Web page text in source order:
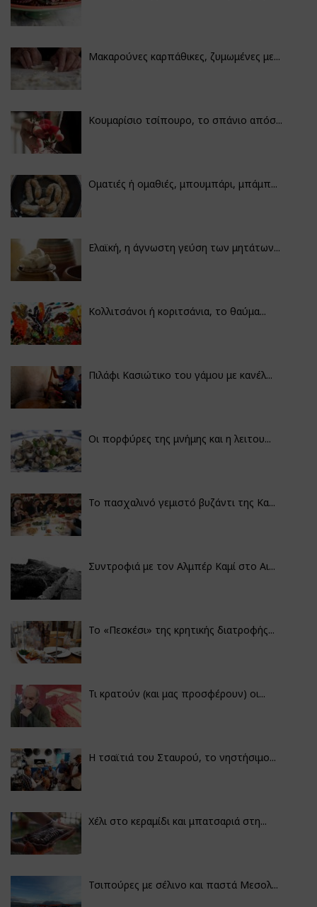
Μακαρούνες καρπάθικες, ζυμωμένες με...
Κουμαρίσιο τσίπουρο, το σπάνιο απόσ...
Οματιές ή ομαθιές, μπουμπάρι, μπάμπ...
Ελαϊκή, η άγνωστη γεύση των μητάτων...
Κολλιτσάνοι ή κοριτσάνια, το θαύμα...
Πιλάφι Κασιώτικο του γάμου με κανέλ...
Οι πορφύρες της μνήμης και η λειτου...
Το πασχαλινό γεμιστό βυζάντι της Κα...
Συντροφιά με τον Αλμπέρ Καμί στο Αι...
Το «Πεσκέσι» της κρητικής διατροφής...
Τι κρατούν (και μας προσφέρουν) οι...
Η τσαϊτιά του Σταυρού, το νηστήσιμο...
Χέλι στο κεραμίδι και μπατσαριά στη...
Τσιπούρες με σέλινο και παστά Μεσολ...